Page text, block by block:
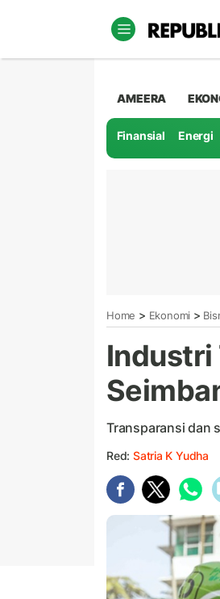
AMEERA
Finansial Energi
Home > Ekonomi >
Industri
Transparansi dan
Red: Satria K Yudha